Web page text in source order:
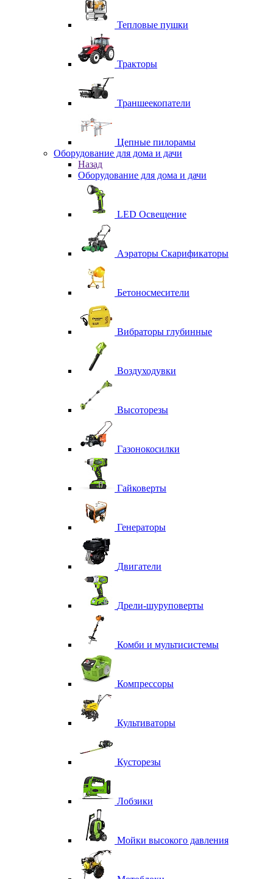
Тепловые пушки
Тракторы
Траншеекопатели
Цепные пилорамы
Оборудование для дома и дачи
Назад
Оборудование для дома и дачи
LED Освещение
Аэраторы Скарификаторы
Бетоносмесители
Вибраторы глубинные
Воздуходувки
Высоторезы
Газонокосилки
Гайковерты
Генераторы
Двигатели
Дрели-шуруповерты
Комби и мультисистемы
Компрессоры
Культиваторы
Кусторезы
Лобзики
Мойки высокого давления